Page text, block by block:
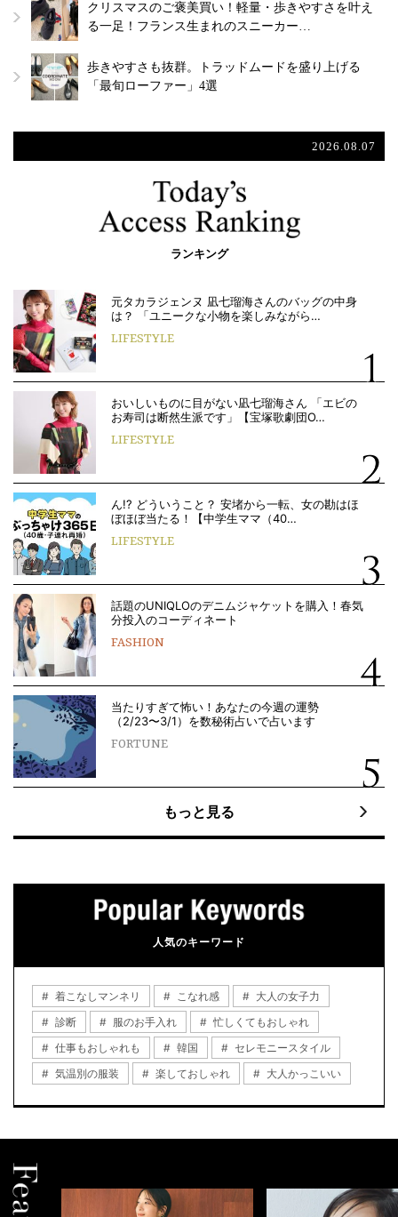
クリスマスのご褒美買い！軽量・歩きやすさを叶え
る一足！フランス生まれのスニーカー…
歩きやすさも抜群。トラッドムードを盛り上げる
「最旬ローファー」4選
2026.08.07
ランキング
元タカラジェンヌ 凪七瑠海さんのバッグの中身
は？ 「ユニークな小物を楽しみながら…
LIFESTYLE
おいしいものに目がない凪七瑠海さん 「エビの
お寿司は断然生派です」【宝塚歌劇団O…
LIFESTYLE
ん!? どういうこと？ 安堵から一転、女の勘はほ
ぼほぼ当たる！【中学生ママ（40…
LIFESTYLE
話題のUNIQLOのデニムジャケットを購入！春気
分投入のコーディネート
FASHION
当たりすぎて怖い！あなたの今週の運勢
（2/23〜3/1）を数秘術占いで占います
FORTUNE
もっと見る
人気のキーワード
着こなしマンネリ こなれ感
大人の女子力
診断
服のお手入れ
忙しくてもおしゃれ
仕事もおしゃれも
韓国
セレモニースタイル
気温別の服装
楽しておしゃれ 大人かっこいい